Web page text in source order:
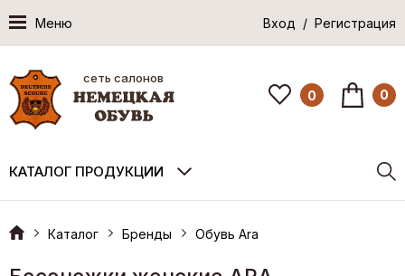
Меню Вход / Регистрация
сеть салонов
0 0
КАТАЛОГ ПРОДУКЦИИ
Каталог Бренды Обувь Ara